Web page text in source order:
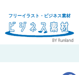
フリーイラスト・ビジネス素材